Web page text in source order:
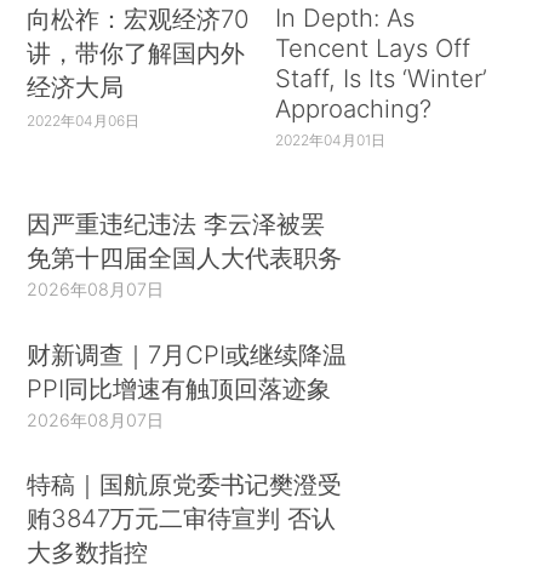
向松祚：宏观经济70
讲，带你了解国内外
经济大局
2022年04月06日
In Depth: As
Tencent Lays Off
Staff, Is Its ‘Winter’
Approaching?
2022年04月01日
因严重违纪违法 李云泽被罢
免第十四届全国人大代表职务
2026年08月07日
财新调查｜7月CPI或继续降温
PPI同比增速有触顶回落迹象
2026年08月07日
特稿｜国航原党委书记樊澄受
贿3847万元二审待宣判 否认
大多数指控